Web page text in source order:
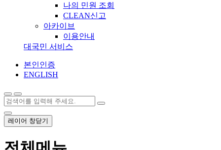
나의 민원 조회
CLEAN신고
아카이브
이용안내
대국민 서비스
본인인증
ENGLISH
레이어 창닫기